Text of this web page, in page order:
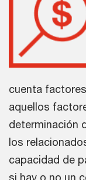
cuenta
aquellos
determinación
los
capacidad de
si hay o no un